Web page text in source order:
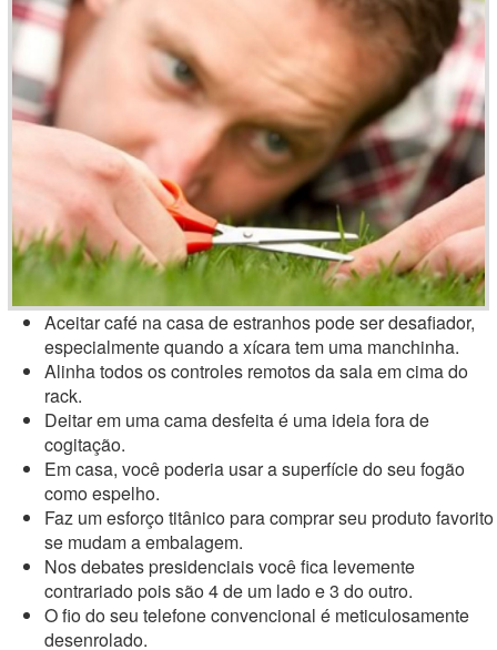
Aceitar café na casa de estranhos pode ser desafiador,
especialmente quando a xícara tem uma manchinha.
Alinha todos os controles remotos da sala em cima do
rack.
Deitar em uma cama desfeita é uma ideia fora de
cogitação.
Em casa, você poderia usar a superfície do seu fogão
como espelho.
Faz um esforço titânico para comprar seu produto favorito
se mudam a embalagem.
Nos debates presidenciais você fica levemente
contrariado pois são 4 de um lado e 3 do outro.
O fio do seu telefone convencional é meticulosamente
desenrolado.